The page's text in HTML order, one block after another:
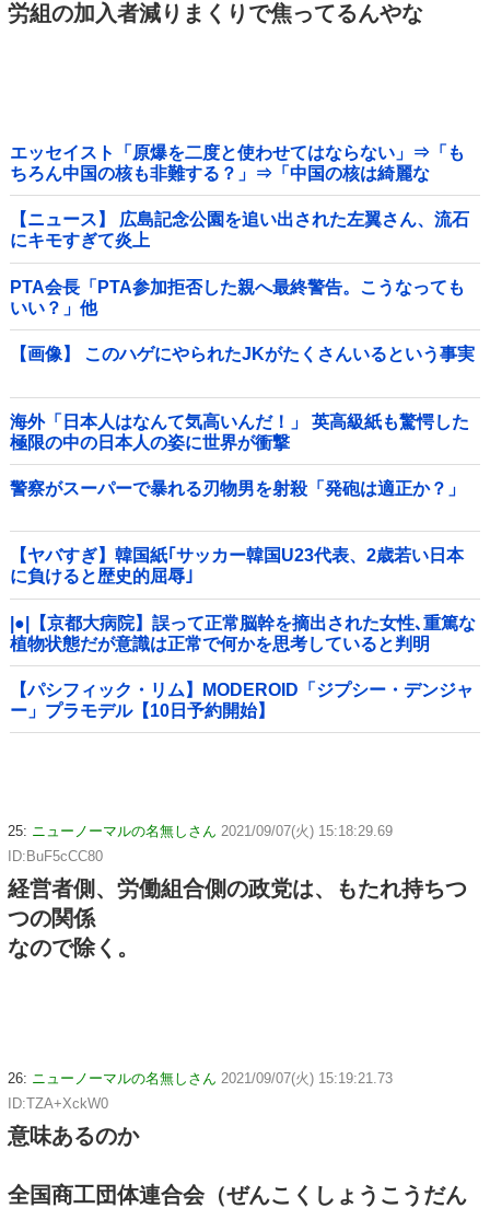
労組の加入者減りまくりで焦ってるんやな
エッセイスト「原爆を二度と使わせてはならない」⇒「も
ちろん中国の核も非難する？」⇒「中国の核は綺麗な
核！」
【ニュース】 広島記念公園を追い出された左翼さん、流石
にキモすぎて炎上
PTA会長「PTA参加拒否した親へ最終警告。こうなっても
いい？」他
【画像】 このハゲにやられたJKがたくさんいるという事実
海外「日本人はなんて気高いんだ！」 英高級紙も驚愕した
極限の中の日本人の姿に世界が衝撃
警察がスーパーで暴れる刃物男を射殺「発砲は適正か？」
【ヤバすぎ】韓国紙｢サッカー韓国U23代表、2歳若い日本
に負けると歴史的屈辱｣
|●|【京都大病院】誤って正常脳幹を摘出された女性､重篤な
植物状態だが意識は正常で何かを思考していると判明
【パシフィック・リム】MODEROID「ジプシー・デンジャ
ー」プラモデル【10日予約開始】
25: ニューノーマルの名無しさん 2021/09/07(火) 15:18:29.69
ID:BuF5cCC80
経営者側、労働組合側の政党は、もたれ持ちつ
つの関係
なので除く。
26: ニューノーマルの名無しさん 2021/09/07(火) 15:19:21.73
ID:TZA+XckW0
意味あるのか
全国商工団体連合会（ぜんこくしょうこうだん